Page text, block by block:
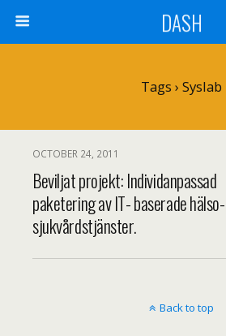
DASH
Tags › Syslab
OCTOBER 24, 2011
Beviljat projekt: Individanpassad
paketering av IT- baserade
sjukvårdstjänster.
Back to top